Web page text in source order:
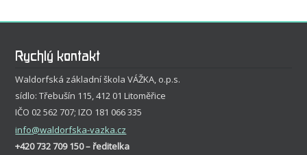
Rychlý kontakt
Waldorfská základní škola VÁŽKA, o.p.s.
sídlo: Třebušín 115, 412 01 Litoměřice
IČO 02 562 707; IZO 181 066 335
info@waldorfska-vazka.cz
+420 732 709 150 – ředitelka